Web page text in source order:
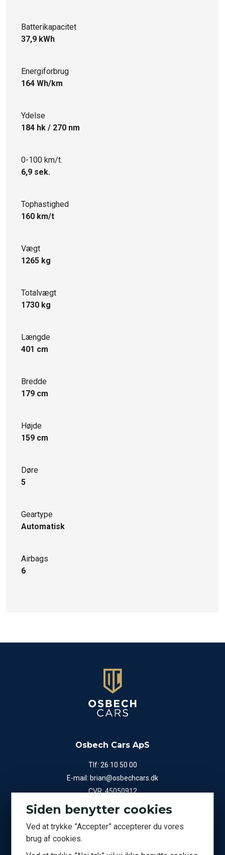
Batterikapacitet
37,9 kWh
Energiforbrug
164 Wh/km
Ydelse
184 hk / 270 nm
0-100 km/t.
6,9 sek.
Tophastighed
160 km/t
Vægt
1265 kg
Totalvægt
1730 kg
Længde
401 cm
Bredde
179 cm
Højde
159 cm
Døre
5
Geartype
Automatisk
Airbags
6
Osbech Cars ApS
Tlf: 26 10 50 00
E-mail: brian@osbechcars.dk
CVR: 45050912
Showroom
Siden benytter cookies
Ved at trykke ”Accepter” accepterer du vores
brug af cookies.